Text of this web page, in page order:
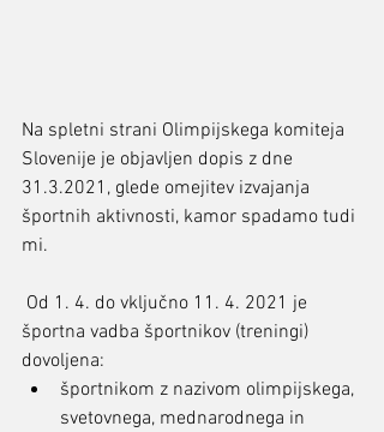
Na spletni strani Olimpijskega komiteja
Slovenije je objavljen dopis z dne
31.3.2021, glede omejitev izvajanja
športnih aktivnosti, kamor spadamo tudi
mi.
športna vadba športnikov (treningi)
dovoljena:
športnikom z nazivom olimpijskega,
svetovnega, mednarodnega in